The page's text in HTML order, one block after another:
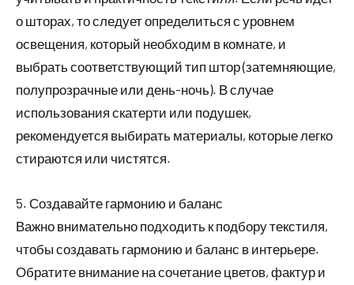
о шторах, то следует определиться с уровнем
освещения, который необходим в комнате, и
выбрать соответствующий тип штор (затемняющие,
полупрозрачные или день-ночь). В случае
использования скатерти или подушек,
рекомендуется выбирать материалы, которые легко
стираются или чистятся.
5. Создавайте гармонию и баланс
Важно внимательно подходить к подбору текстиля,
чтобы создавать гармонию и баланс в интерьере.
Обратите внимание на сочетание цветов, фактур и